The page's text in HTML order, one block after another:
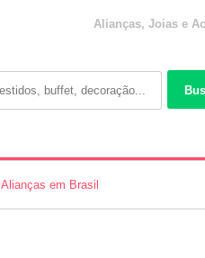
Alianças, Joias e
Alianças em Brasil